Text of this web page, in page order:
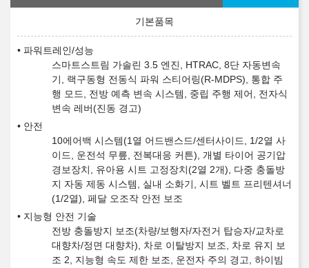
파워트레인/성능
스마트스트림 가솔린 3.5 엔진, HTRAC, 8단 자동변속
기, 랙구동형 전동식 파워 스티어링(R-MDPS), 통합 주
행 모드, 전방 예측 변속 시스템, 중립 주행 제어, 전자식
변속 레버(진동 경고)
안전
10에어백 시스템(1열 어드밴스드/센터사이드, 1/2열 사
이드, 운전석 무릎, 전복대응 커튼), 개별 타이어 공기압
경보장치, 유아용 시트 고정장치(2열 2개), 다중 충돌방
지 자동 제동 시스템, 실내 소화기, 시트 벨트 프리텐셔너
(1/2열), 페달 오조작 안전 보조
지능형 안전 기술
전방 충돌방지 보조(차량/보행자/자전거 탑승자/교차로
대향차/정면 대향차), 차로 이탈방지 보조, 차로 유지 보
조 2, 지능형 속도 제한 보조, 운전자 주의 경고, 하이빔